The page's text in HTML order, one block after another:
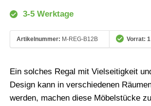
3-5 Werktage
Artikelnummer: M-REG-B12B Vorrat: 1
Ein solches Regal mit Vielseitigkeit
Design kann in verschiedenen
werden, machen diese Möbelstücke